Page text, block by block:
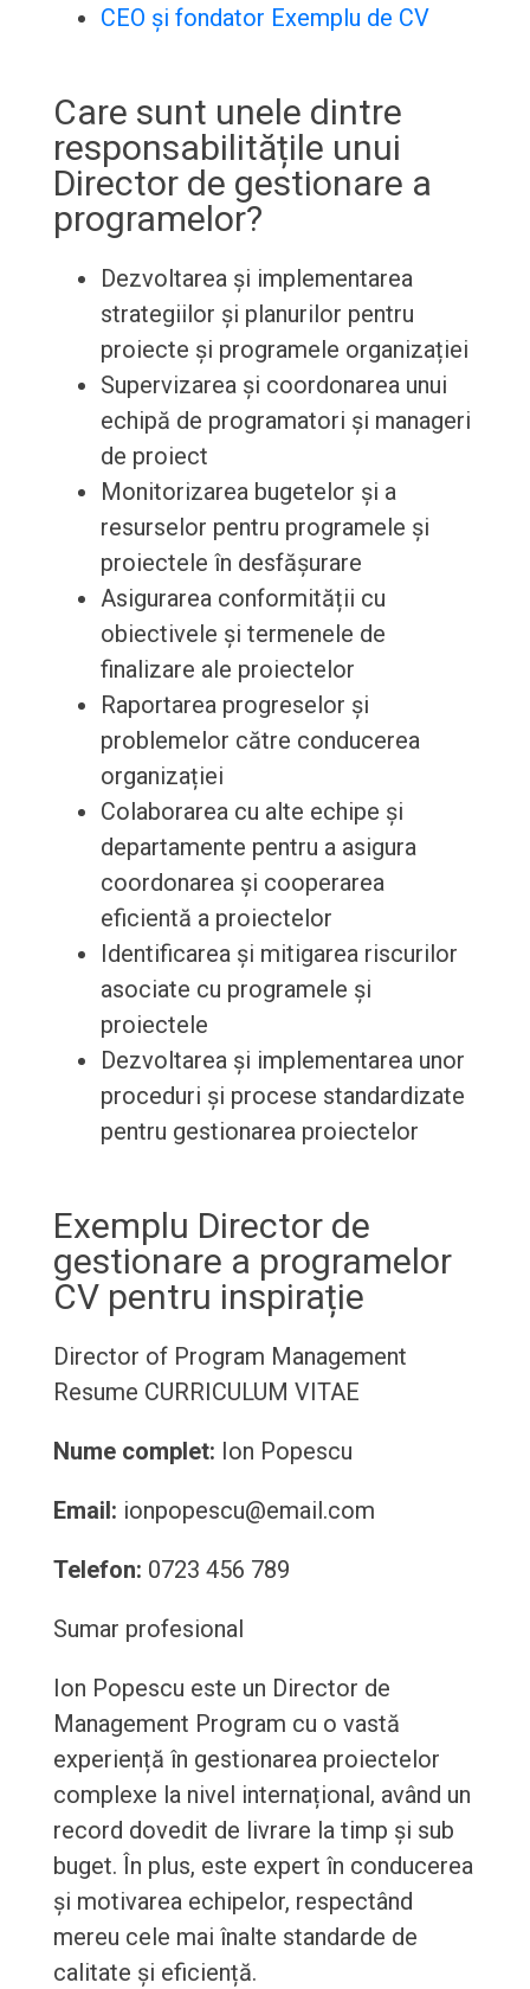
CEO și fondator Exemplu de CV
Care sunt unele dintre
responsabilitățile unui
Director de gestionare a
programelor?
Dezvoltarea și implementarea
strategiilor și planurilor pentru
proiecte și programele organizației
Supervizarea și coordonarea unui
echipă de programatori și manageri
de proiect
Monitorizarea bugetelor și a
resurselor pentru programele și
proiectele în desfășurare
Asigurarea conformității cu
obiectivele și termenele de
finalizare ale proiectelor
Raportarea progreselor și
problemelor către conducerea
organizației
Colaborarea cu alte echipe și
departamente pentru a asigura
coordonarea și cooperarea
eficientă a proiectelor
Identificarea și mitigarea riscurilor
asociate cu programele și
proiectele
Dezvoltarea și implementarea unor
proceduri și procese standardizate
pentru gestionarea proiectelor
Exemplu Director de
gestionare a programelor
CV pentru inspirație
Director of Program Management
Resume CURRICULUM VITAE
Nume complet: Ion Popescu
Email: ionpopescu@email.com
Telefon: 0723 456 789
Sumar profesional
Ion Popescu este un Director de
Management Program cu o vastă
experiență în gestionarea proiectelor
complexe la nivel internațional, având un
record dovedit de livrare la timp și sub
buget. În plus, este expert în conducerea
și motivarea echipelor, respectând
mereu cele mai înalte standarde de
calitate și eficiență.